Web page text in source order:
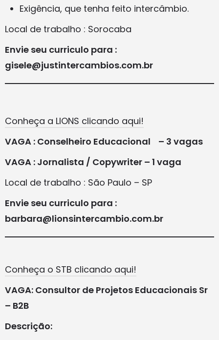
Exigência, que tenha feito intercâmbio.
Local de trabalho : Sorocaba
Envie seu curriculo para :
gisele@justintercambios.com.br
Conheça a LIONS clicando aqui!
VAGA : Conselheiro Educacional – 3 vagas
VAGA : Jornalista / Copywriter – 1 vaga
Local de trabalho : São Paulo – SP
Envie seu curriculo para :
barbara@lionsintercambio.com.br
Conheça o STB clicando aqui!
VAGA: Consultor de Projetos Educacionais Sr
– B2B
Descrição: